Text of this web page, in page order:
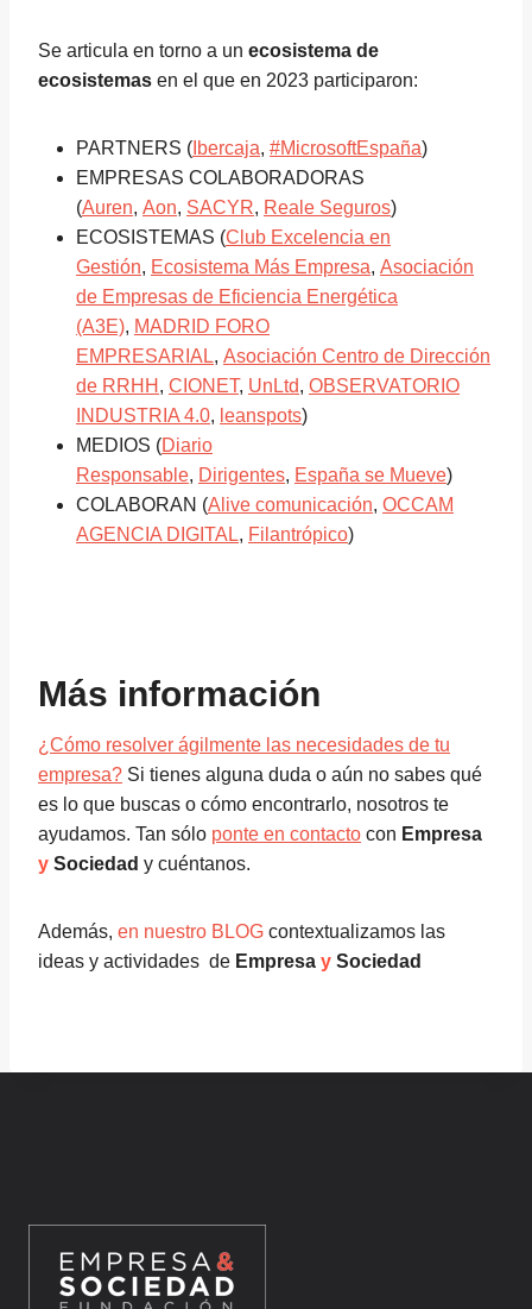
Se articula en torno a un ecosistema de
ecosistemas en el que en 2023 participaron:
PARTNERS ( Ibercaja, #MicrosoftEspaña)
EMPRESAS COLABORADORAS
(Auren, Aon, SACYR, Reale Seguros)
ECOSISTEMAS (Club Excelencia en
Gestión, Ecosistema Más Empresa, Asociación
de Empresas de Eficiencia Energética
(A3E), MADRID FORO
EMPRESARIAL, Asociación Centro de Dirección
de RRHH , CIONET, UnLtd, OBSERVATORIO
INDUSTRIA 4.0, leanspots)
MEDIOS (Diario
Responsable, Dirigentes, España se Mueve)
COLABORAN (Alive comunicación, OCCAM
AGENCIA DIGITAL, Filantrópico)
Más información
¿Cómo resolver ágilmente las necesidades de tu
empresa? Si tienes alguna duda o aún no sabes qué
es lo que buscas o cómo encontrarlo, nosotros te
ayudamos. Tan sólo ponte en contacto con Empresa
y Sociedad y cuéntanos.
Además, en nuestro BLOG contextualizamos las
ideas y actividades de Empresa y Sociedad